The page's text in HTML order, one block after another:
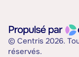
© Centris 2026.
réservés.